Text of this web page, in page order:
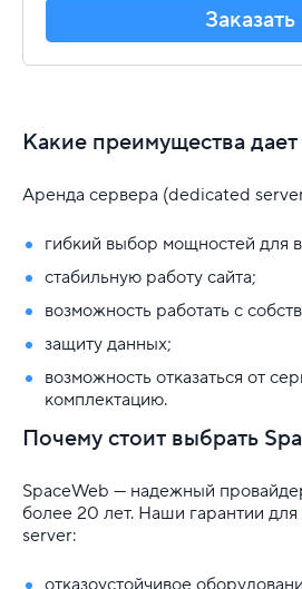
Заказать
Какие преимущества
Аренда сервера (dedicated
гибкий выбор мощностей для
стабильную работу сайта;
возможность работать с
защиту данных;
возможность отказаться от
комплектацию.
Почему стоит выбрать
SpaceWeb — надежный
более 20 лет. Наши гарантии
server:
отказоустойчивое